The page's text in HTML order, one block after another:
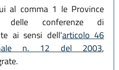
al comma 1 le Province
delle conferenze di
ai sensi dell'articolo 46
n. 12 del 2003,